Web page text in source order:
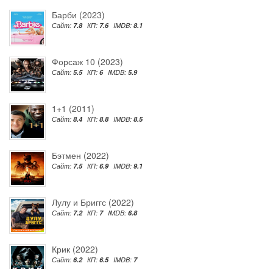
Барби (2023)
Сайт: 7.8 КП: 7.6 IMDB: 8.1
Форсаж 10 (2023)
Сайт: 5.5 КП: 6 IMDB: 5.9
1+1 (2011)
Сайт: 8.4 КП: 8.8 IMDB: 8.5
Бэтмен (2022)
Сайт: 7.5 КП: 6.9 IMDB: 9.1
Лулу и Бриггс (2022)
Сайт: 7.2 КП: 7 IMDB: 6.8
Крик (2022)
Сайт: 6.2 КП: 6.5 IMDB: 7